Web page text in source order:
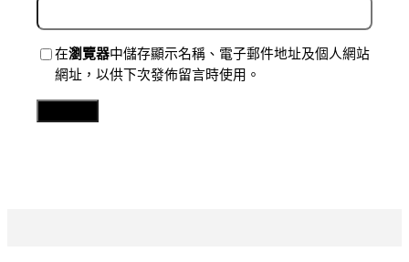
在瀏覽器中儲存顯示名稱、電子郵件地址及個人網站
網址，以供下次發佈留言時使用。